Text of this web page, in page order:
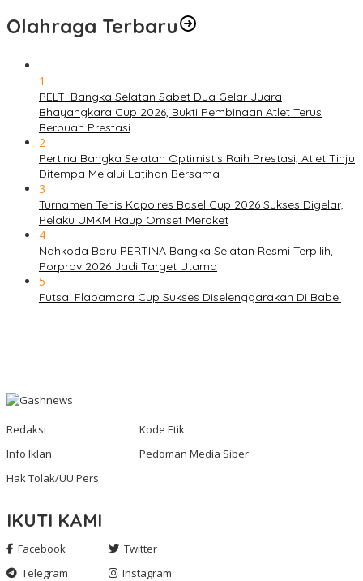
Olahraga Terbaru
1
PELTI Bangka Selatan Sabet Dua Gelar Juara
Bhayangkara Cup 2026, Bukti Pembinaan Atlet Terus
Berbuah Prestasi
2
Pertina Bangka Selatan Optimistis Raih Prestasi, Atlet Tinju
Ditempa Melalui Latihan Bersama
3
Turnamen Tenis Kapolres Basel Cup 2026 Sukses Digelar,
Pelaku UMKM Raup Omset Meroket
4
Nahkoda Baru PERTINA Bangka Selatan Resmi Terpilih,
Porprov 2026 Jadi Target Utama
5
Futsal Flabamora Cup Sukses Diselenggarakan Di Babel
Redaksi
Kode Etik
Info Iklan
Pedoman Media Siber
Hak Tolak/UU Pers
IKUTI KAMI
Facebook
Twitter
Telegram
Instagram